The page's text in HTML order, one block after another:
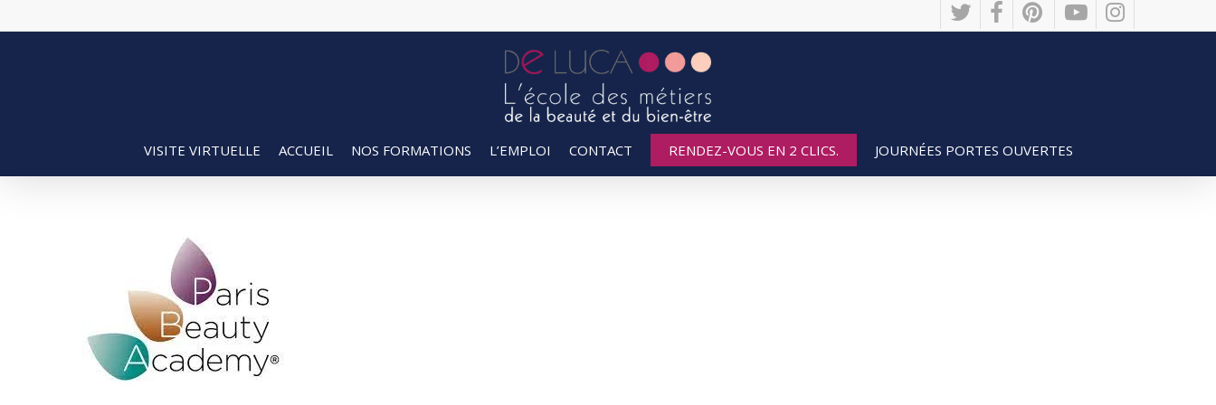
to
twitter facebookpinterestyoutubeinstagram
VISITE VIRTUELLE ACCUEIL NOS FORMATIONS L’EMPLOI CONTACT RENDEZ-VOUS EN 2 CLICS. JOURNÉES PORTES OUVERTES